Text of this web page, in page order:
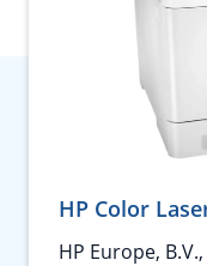
HP Color
HP Europe,